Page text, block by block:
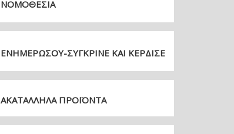
ΝΟΜΟΘΕΣΙΑ
ΕΝΗΜΕΡΏΣΟΥ-ΣΎΓΚΡΙΝΕ ΚΑΙ ΚΈΡΔΙΣΕ
ΑΚΑΤΑΛΛΗΛΑ ΠΡΟΪΟΝΤΑ